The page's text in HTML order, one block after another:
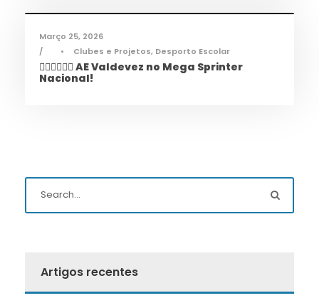
Março 25, 2026
•
Clubes e Projetos, Desporto Escolar
🏃‍♀️🏃‍♂️🏃‍♀️ AE Valdevez no Mega Sprinter
Nacional!
Artigos recentes